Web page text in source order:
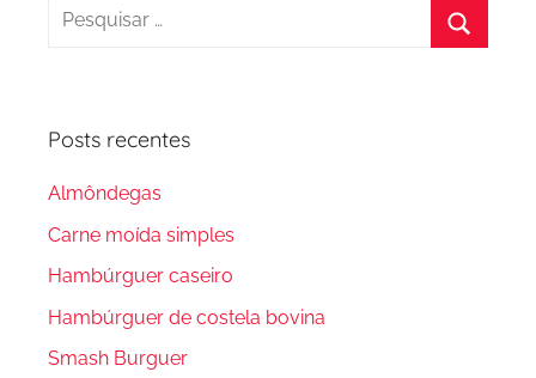
Pesquisar
Posts recentes
Almôndegas
Carne moída simples
Hambúrguer caseiro
Hambúrguer de costela bovina
Smash Burguer